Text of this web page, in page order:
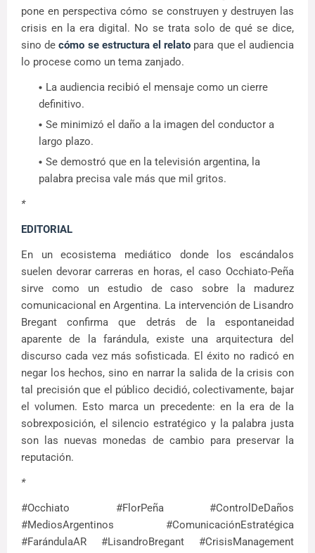
pone en perspectiva cómo se construyen y destruyen las
crisis en la era digital. No se trata solo de qué se dice,
sino decómo se estructura el relato para que el audiencia
lo procese como un tema zanjado.
La audiencia recibió el mensaje como un cierre
definitivo.
Se minimizó el daño a la imagen del conductor a
largo plazo.
Se demostró que en la televisión argentina, la
palabra precisa vale más que mil gritos.
*
EDITORIAL
En un ecosistema mediático donde los escándalos
suelen devorar carreras en horas, el caso Occhiato-Peña
sirve como un estudio de caso sobre la madurez
comunicacional en Argentina. La intervención de Lisandro
Bregant confirma que detrás de la espontaneidad
aparente de la farándula, existe una arquitectura del
discurso cada vez más sofisticada. El éxito no radicó en
negar los hechos, sino en narrar la salida de la crisis con
tal precisión que el público decidió, colectivamente, bajar
el volumen. Esto marca un precedente: en la era de la
sobrexposición, el silencio estratégico y la palabra justa
son las nuevas monedas de cambio para preservar la
reputación.
*
#Occhiato #FlorPeña #ControlDeDaños
#MediosArgentinos #ComunicaciónEstratégica
#FarándulaAR #LisandroBregant #CrisisManagement